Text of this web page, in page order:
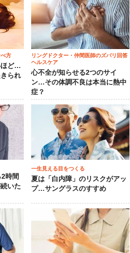
方
ほど…
られ
リングドクター・仲間医師のズバリ回答
ヘルスケア
心不全が知らせる2つのサイ
ン…その体調不良は本当に熱中
症？
2時間
いた
一生見える目をつくる
夏は「白内障」のリスクがアッ
プ…サングラスのすすめ